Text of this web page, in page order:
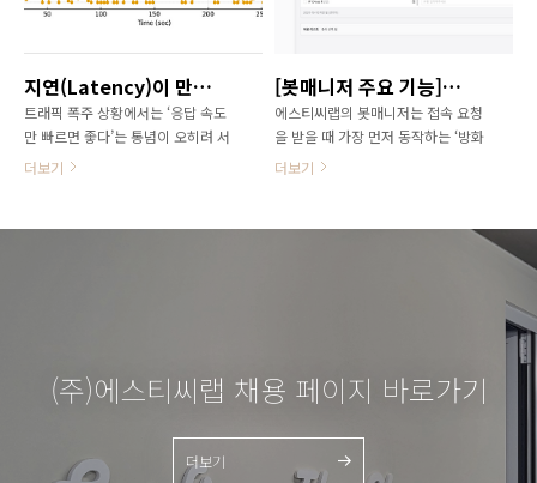
공적인 네트워킹 기회를 확보했습니
참가 티켓팅 업계의 큰 고민, 봇 매크
로 Bot Hunters 부스의 이모저모
Queue the Fans, Block the Bots
Ticketing..
적용, 다시 알아보자대기 완료 후, 타
겟 URL로 리다이렉션하는 이유 고객
적용, 다시 알아보자가상 대기실
(Virtual Waiting Room) 솔루션, 넷
퍼넬(NetFUNNEL)은 'URL이 특정
지연(Latency)이 만드는 서비스 안정성의 마법
트래픽 폭주 상황에서는 ‘응답 속도
만 빠르면 좋다’는 통념이 오히려 서
비스 안정성을 해칠 수 있습니다. 순
간을 들쑥날쑥하게 만들고, 이로 인
답 품질을 제공할 수 있습니다.즉, 지
연은 ‘서비스 안정성’과 ‘꾸준한 사용
전략트래픽 스파이크 시 동반되는 현
더보기
[봇매니저 주요 기능] 접속 요청의 첫 번째 검증 단계, 방화벽
에스티씨랩의 봇매니저는 접속 요청
을 받을 때 가장 먼저 동작하는 ‘방화
벽’ 단계에서 ASN, 국가, IP 단위의
차단합니다. 이후 ‘필터’와 ‘정책’ 단
봇매니저의 다중 검증 체계봇매니저
도 있다. 방화벽!유연하게 구성 가능
MBUSTER-SaaS)는 악성 봇, 매크로
더보기
(주)에스티씨랩 채용 페이지 바로가기
더보기